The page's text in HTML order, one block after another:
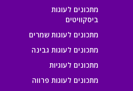
מתכונים לעוגות
ביסקוויטים
מתכונים לעוגות שמרים
מתכונים לעוגות גבינה
מתכונים לעוגיות
מתכונים לעוגות פרווה